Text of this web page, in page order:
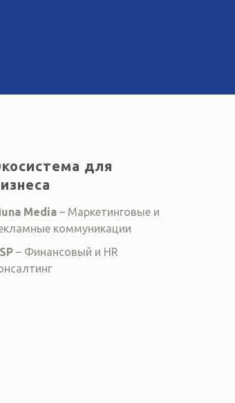
для
Media – Маркетинговые и
коммуникации
– Финансовый и HR